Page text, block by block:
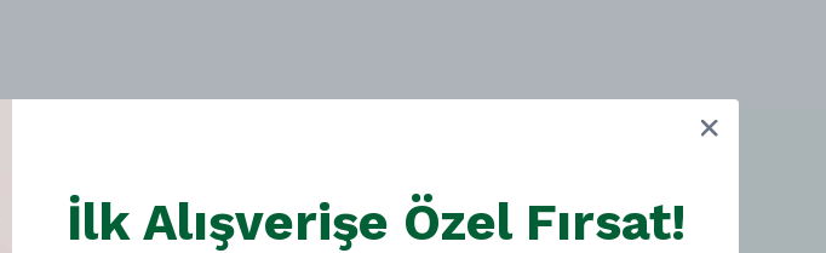
Yorum Ekle
İlk Alışverişe Özel Fırsat!